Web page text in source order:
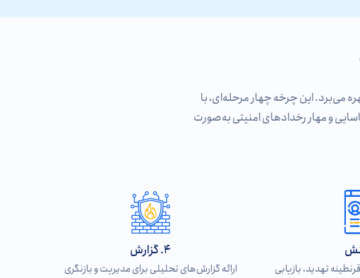
می‌برد. این چرخه چهار مرحله‌ای، با
و مهار رخدادهای امنیتی به‌صورت
تهدید، بازیابی
4. گزارش‌
ارائه گزارش‌های تحلیلی برای مدیریت و بازنگری